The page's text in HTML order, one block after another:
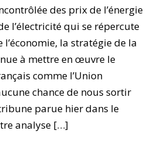
des prix de l’énergie
l’électricité qui se répercute
l’économie, la stratégie de la
à mettre en œuvre le
comme l’Union
chance de nous sortir
parue hier dans le
analyse […]